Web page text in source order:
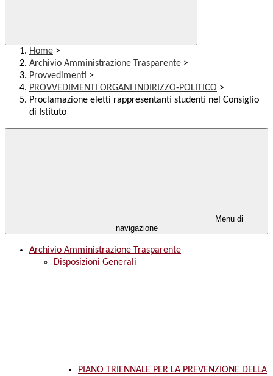
Home >
Archivio Amministrazione Trasparente >
Provvedimenti >
PROVVEDIMENTI ORGANI INDIRIZZO-POLITICO >
Proclamazione eletti rappresentanti studenti nel Consiglio
di Istituto
Menu di
navigazione
Archivio Amministrazione Trasparente
Disposizioni Generali
PIANO TRIENNALE PER LA PREVENZIONE DELLA